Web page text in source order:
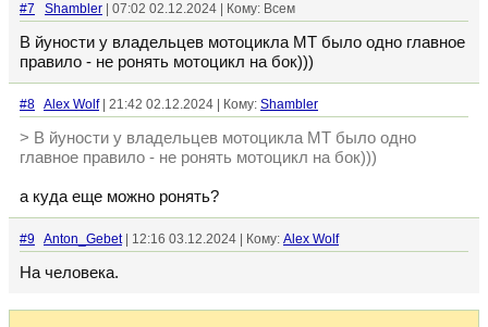
#7 Shambler | 07:02 02.12.2024 | Кому: Всем
В йуности у владельцев мотоцикла МТ было одно главное
правило - не ронять мотоцикл на бок)))
#8 Alex Wolf| 21:42 02.12.2024 | Кому: Shambler
> В йуности у владельцев мотоцикла МТ было одно
главное правило - не ронять мотоцикл на бок)))
а куда еще можно ронять?
#9 Anton_Gebet| 12:16 03.12.2024 | Кому: Alex Wolf
На человека.